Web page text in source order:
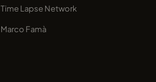
Time Lapse Network
Marco Famà